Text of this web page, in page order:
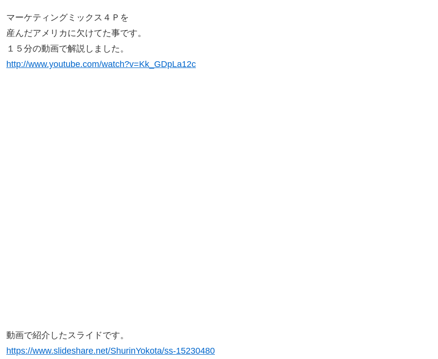
マーケティングミックス４Ｐを
産んだアメリカに欠けてた事です。
１５分の動画で解説しました。
http://www.youtube.com/watch?v=Kk_GDpLa12c
動画で紹介したスライドです。
https://www.slideshare.net/ShurinYokota/ss-15230480